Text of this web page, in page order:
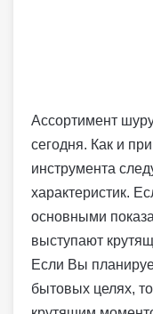
Ассортимент
сегодня. Как и
инструмента
характеристик.
основными
выступают
Если Вы
бытовых целях,